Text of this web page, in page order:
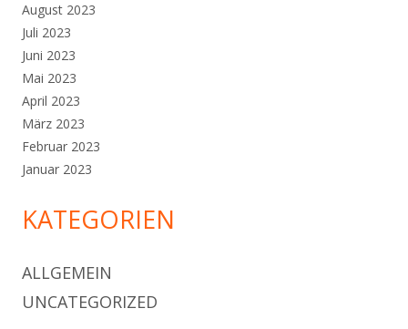
August 2023
Juli 2023
Juni 2023
Mai 2023
April 2023
März 2023
Februar 2023
Januar 2023
KATEGORIEN
ALLGEMEIN
UNCATEGORIZED